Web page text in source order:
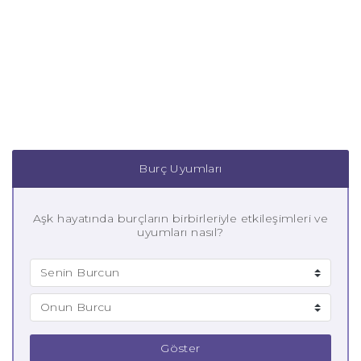
Burç Uyumları
Aşk hayatında burçların birbirleriyle etkileşimleri ve
uyumları nasıl?
Göster